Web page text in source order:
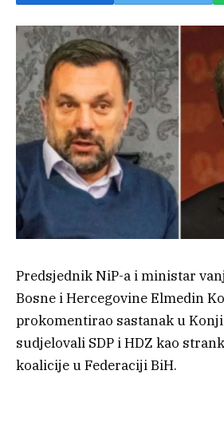
Predsjednik NiP-a i ministar
Bosne i Hercegovine Elmedin
prokomentirao sastanak u
sudjelovali SDP i HDZ kao
koalicije u Federaciji BiH.